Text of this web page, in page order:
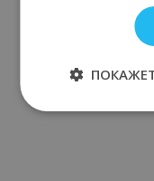
Заплащане и
Рекламации и